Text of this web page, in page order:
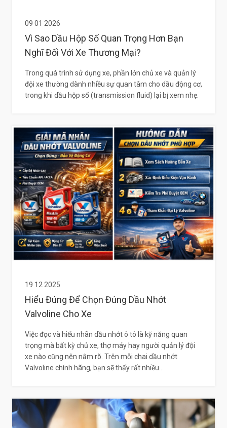
09 01 2026
Vì Sao Dầu Hộp Số Quan Trọng Hơn Bạn
Nghĩ Đối Với Xe Thương Mại?
Trong quá trình sử dụng xe, phần lớn chủ xe và quản lý
đội xe thường dành nhiều sự quan tâm cho dầu động cơ,
trong khi dầu hộp số (transmission fluid) lại bị xem nhẹ.
19 12 2025
Hiểu Đúng Để Chọn Đúng Dầu Nhớt
Valvoline Cho Xe
Việc đọc và hiểu nhãn dầu nhớt ô tô là kỹ năng quan
trọng mà bất kỳ chủ xe, thợ máy hay người quản lý đội
xe nào cũng nên nắm rõ. Trên mỗi chai dầu nhớt
Valvoline chính hãng, bạn sẽ thấy rất nhiều...